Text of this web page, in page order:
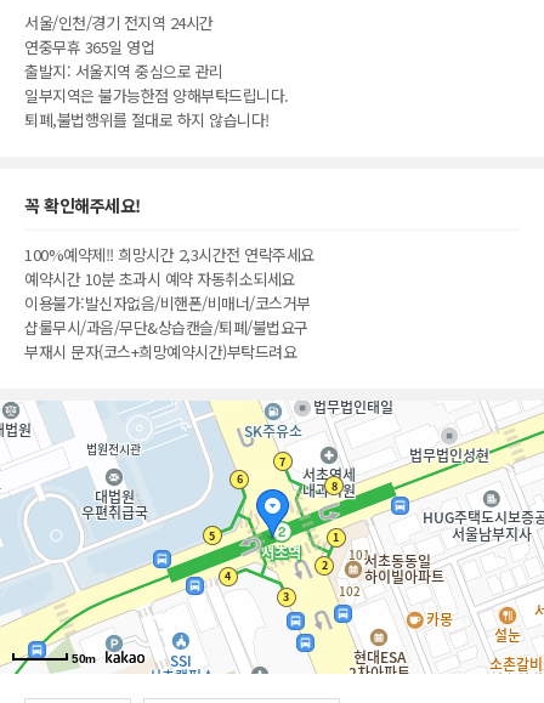
서울/인천/경기 전지역 24시간
연중무휴 365일 영업
출발지: 서울지역 중심으로 관리
일부지역은 불가능한점 양해부탁드립니다.
퇴폐,불법행위를 절대로 하지 않습니다!
꼭 확인해주세요!
100%예약제!! 희망시간 2,3시간전 연락주세요
예약시간 10분 초과시 예약 자동취소되세요
이용불가:발신자없음/비핸폰/비매너/코스거부
샵룰무시/과음/무단&상습캔슬/퇴폐/불법요구
부재시 문자(코스+희망예약시간)부탁드려요
50m